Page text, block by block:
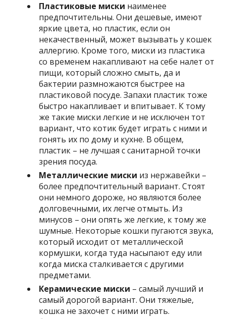
Пластиковые миски наименее
предпочтительны. Они дешевые, имеют
яркие цвета, но пластик, если он
некачественный, может вызывать у кошек
аллергию. Кроме того, миски из пластика
со временем накапливают на себе налет от
пищи, который сложно смыть, да и
бактерии размножаются быстрее на
пластиковой посуде. Запахи пластик тоже
быстро накапливает и впитывает. К тому
же такие миски легкие и не исключен тот
вариант, что котик будет играть с ними и
гонять их по дому и кухне. В общем,
пластик – не лучшая с санитарной точки
зрения посуда.
Металлические миски из нержавейки –
более предпочтительный вариант. Стоят
они немного дороже, но являются более
долговечными, их легче отмыть. Из
минусов – они опять же легкие, к тому же
шумные. Некоторые кошки пугаются звука,
который исходит от металлической
кормушки, когда туда насыпают еду или
когда миска сталкивается с другими
предметами.
Керамические миски – самый лучший и
самый дорогой вариант. Они тяжелые,
кошка не захочет с ними играть.